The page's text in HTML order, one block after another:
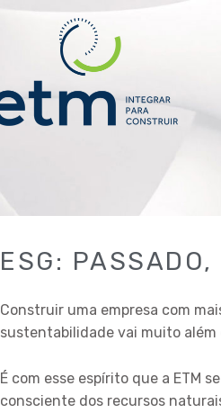
ESG:
Construir uma empresa com
sustentabilidade vai muito além
É com esse espírito que a ETM
consciente dos recursos